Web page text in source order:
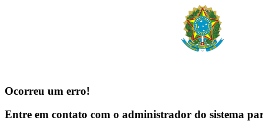
Ocorreu um erro!
Entre em contato com o administrador do sistema